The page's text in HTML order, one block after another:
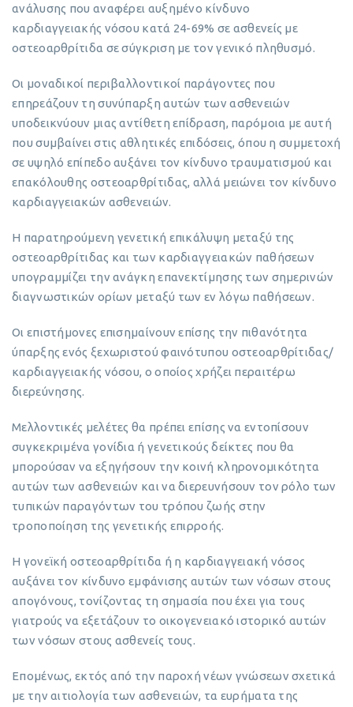
ανάλυσης που αναφέρει αυξημένο κίνδυνο
καρδιαγγειακής νόσου κατά 24-69% σε ασθενείς με
οστεοαρθρίτιδα σε σύγκριση με τον γενικό πληθυσμό.
Οι μοναδικοί περιβαλλοντικοί παράγοντες που
επηρεάζουν τη συνύπαρξη αυτών των ασθενειών
υποδεικνύουν μιας αντίθετη επίδραση, παρόμοια με αυτή
που συμβαίνει στις αθλητικές επιδόσεις, όπου η συμμετοχή
σε υψηλό επίπεδο αυξάνει τον κίνδυνο τραυματισμού και
επακόλουθης οστεοαρθρίτιδας, αλλά μειώνει τον κίνδυνο
καρδιαγγειακών ασθενειών.
Η παρατηρούμενη γενετική επικάλυψη μεταξύ της
οστεοαρθρίτιδας και των καρδιαγγειακών παθήσεων
υπογραμμίζει την ανάγκη επανεκτίμησης των σημερινών
διαγνωστικών ορίων μεταξύ των εν λόγω παθήσεων.
Οι επιστήμονες επισημαίνουν επίσης την πιθανότητα
ύπαρξης ενός ξεχωριστού φαινότυπου οστεοαρθρίτιδας/
καρδιαγγειακής νόσου, ο οποίος χρήζει περαιτέρω
διερεύνησης.
Μελλοντικές μελέτες θα πρέπει επίσης να εντοπίσουν
συγκεκριμένα γονίδια ή γενετικούς δείκτες που θα
μπορούσαν να εξηγήσουν την κοινή κληρονομικότητα
αυτών των ασθενειών και να διερευνήσουν τον ρόλο των
τυπικών παραγόντων του τρόπου ζωής στην
τροποποίηση της γενετικής επιρροής.
Η γονεϊκή οστεοαρθρίτιδα ή η καρδιαγγειακή νόσος
αυξάνει τον κίνδυνο εμφάνισης αυτών των νόσων στους
απογόνους, τονίζοντας τη σημασία που έχει για τους
γιατρούς να εξετάζουν το οικογενειακό ιστορικό αυτών
των νόσων στους ασθενείς τους.
Επομένως, εκτός από την παροχή νέων γνώσεων σχετικά
με την αιτιολογία των ασθενειών, τα ευρήματα της